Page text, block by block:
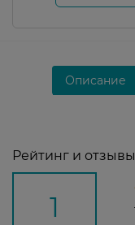
Описание
Рейтинг и отзывы
1